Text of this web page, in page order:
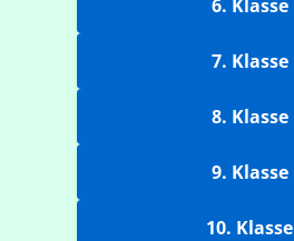
6. Klasse
7. Klasse
8. Klasse
9. Klasse
10. Klasse